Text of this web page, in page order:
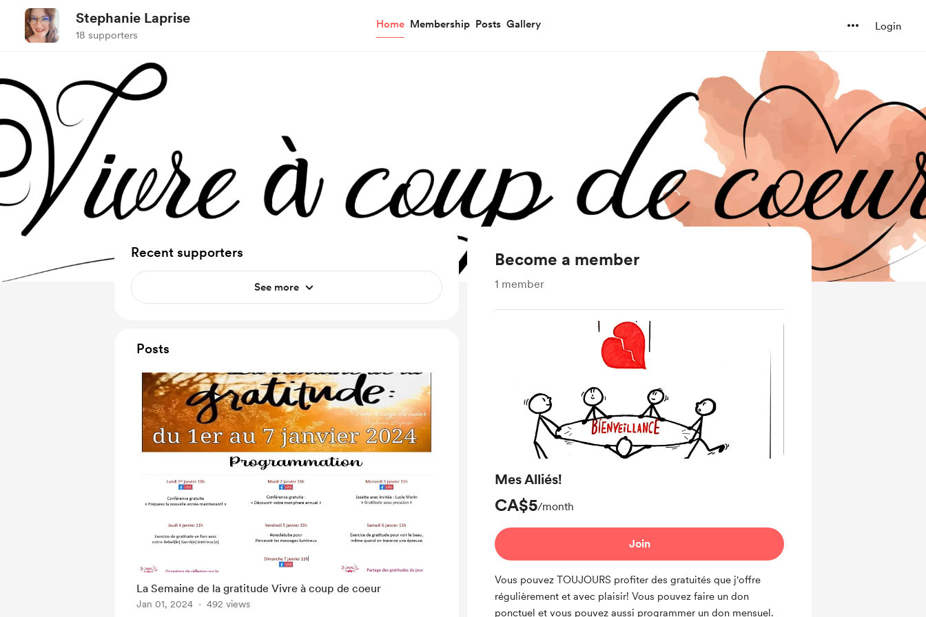
Stephanie Laprise
18 supporters
Home Membership Posts Gallery Login
Become a member
1 member
Mes Alliés!
CA$5/month
Join
Vous pouvez TOUJOURS profiter des gratuités que j'offre
régulièrement et avec plaisir! Vous pouvez faire un don
ponctuel et vous pouvez aussi programmer un don mensuel.
Recent supporters
See more
Posts
La Semaine de la gratitude Vivre à coup de coeur
Jan 01, 2024 492 views